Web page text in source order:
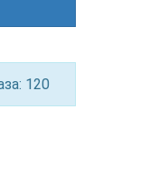
120